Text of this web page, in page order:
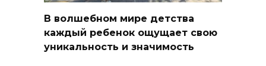
В волшебном мире детства
каждый ребенок ощущает свою
уникальность и значимость